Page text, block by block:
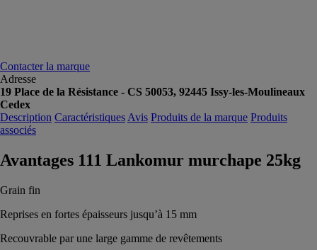
Contacter la marque
Adresse
19 Place de la Résistance - CS 50053, 92445 Issy-les-Moulineaux
Cedex
Description Caractéristiques Avis Produits de la marque Produits
associés
Avantages 111 Lankomur murchape 25kg
Grain fin
Reprises en fortes épaisseurs jusqu’à 15 mm
Recouvrable par une large gamme de revêtements